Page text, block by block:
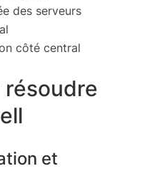
des serveurs
côté central
et